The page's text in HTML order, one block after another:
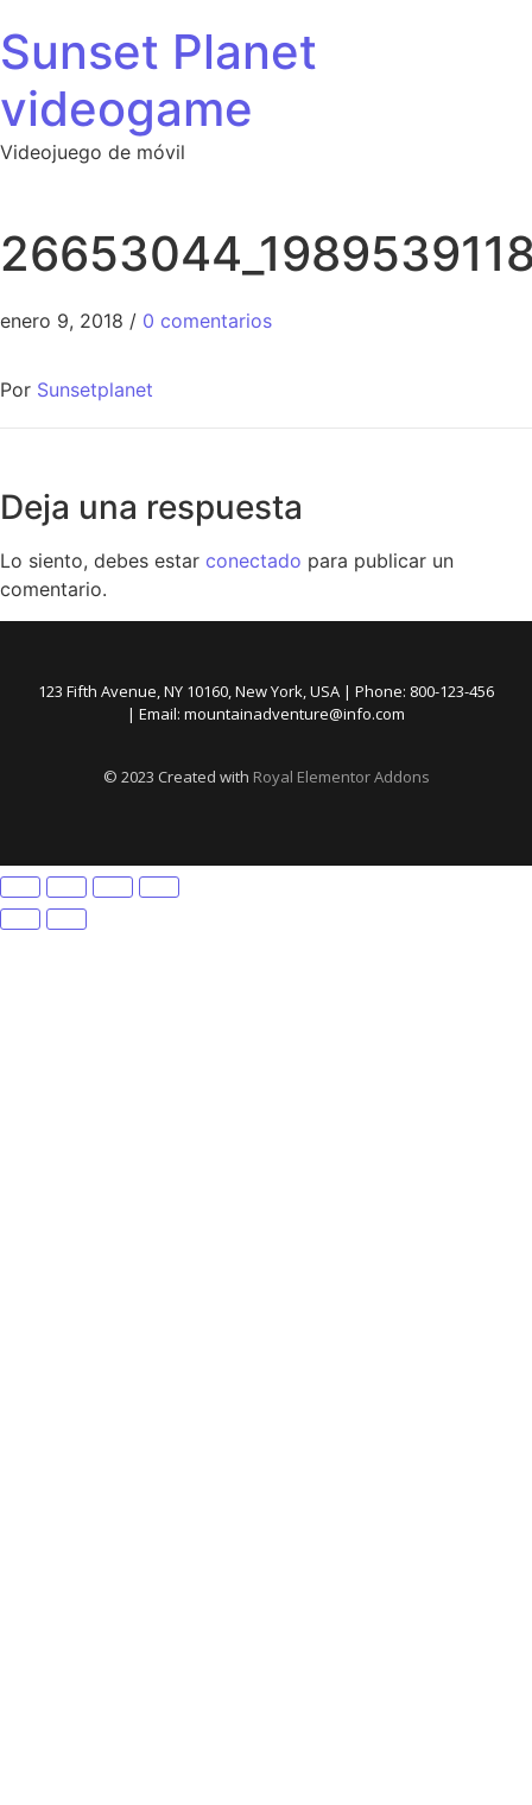
Sunset Planet
videogame
Videojuego de móvil
enero 9, 2018 / 0 comentarios
Por Sunsetplanet
Deja una respuesta
Lo siento, debes estar conectado para publicar un
comentario.
123 Fifth Avenue, NY 10160, New York, USA | Phone: 800-123-456
| Email: mountainadventure@info.com
© 2023 Created with Royal Elementor Addons